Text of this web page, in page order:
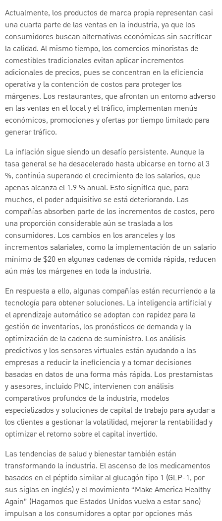
Actualmente, los productos de marca propia representan casi
una cuarta parte de las ventas en la industria, ya que los
consumidores buscan alternativas económicas sin sacrificar
la calidad. Al mismo tiempo, los comercios minoristas de
comestibles tradicionales evitan aplicar incrementos
adicionales de precios, pues se concentran en la eficiencia
operativa y la contención de costos para proteger los
márgenes. Los restaurantes, que afrontan un entorno adverso
en las ventas en el local y el tráfico, implementan menús
económicos, promociones y ofertas por tiempo limitado para
generar tráfico.
La inflación sigue siendo un desafío persistente. Aunque la
tasa general se ha desacelerado hasta ubicarse en torno al 3
%, continúa superando el crecimiento de los salarios, que
apenas alcanza el 1.9 % anual. Esto significa que, para
muchos, el poder adquisitivo se está deteriorando. Las
compañías absorben parte de los incrementos de costos, pero
una proporción considerable aún se traslada a los
consumidores. Los cambios en los aranceles y los
incrementos salariales, como la implementación de un salario
mínimo de $20 en algunas cadenas de comida rápida, reducen
aún más los márgenes en toda la industria.
En respuesta a ello, algunas compañías están recurriendo a la
tecnología para obtener soluciones. La inteligencia artificial y
el aprendizaje automático se adoptan con rapidez para la
gestión de inventarios, los pronósticos de demanda y la
optimización de la cadena de suministro. Los análisis
predictivos y los sensores virtuales están ayudando a las
empresas a reducir la ineficiencia y a tomar decisiones
basadas en datos de una forma más rápida. Los prestamistas
y asesores, incluido PNC, intervienen con análisis
comparativos profundos de la industria, modelos
especializados y soluciones de capital de trabajo para ayudar a
los clientes a gestionar la volatilidad, mejorar la rentabilidad y
optimizar el retorno sobre el capital invertido.
Las tendencias de salud y bienestar también están
transformando la industria. El ascenso de los medicamentos
basados en el péptido similar al glucagón tipo 1 (GLP-1, por
sus siglas en inglés) y el movimiento “Make America Healthy
Again” (Hagamos que Estados Unidos vuelva a estar sano)
impulsan a los consumidores a optar por opciones más